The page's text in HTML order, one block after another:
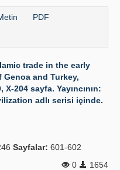
PDF
trade in the early
and Turkey,
204 sayfa. Yayıncının:
adlı serisi içinde.
Sayfalar: 601-602
0
1654